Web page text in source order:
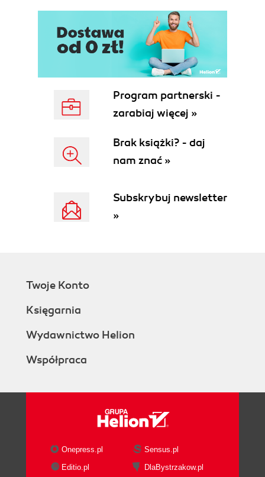
Pobieranie elementów z listy (120)
Wycinanie listy (121)
Modyfikowanie elementów (124)
Inny sposób na dodawanie elementów do listy
Przeszukiwanie listy (127)
Listy i pętla (129)
Typy mutowalne i niemutowalne (133)
Lista zawierająca inne listy: tabele danych (133)
Funkcje jak klocki (143)
Wywołanie funkcji (145)
Wymuszanie zmiennej globalnej (156)
Rada dotycząca nazywania zmiennych (157)
Obiekty w świecie rzeczywistym (160)
Obiekty w Pythonie (160)
Obiekt = atrybuty + metody (162)
Przykładowa klasa - HotDog (168)
Ukrywanie danych (172)
Planowanie (175)
15. Moduły (178)
Program partnerski -
zarabiaj więcej »
Brak książki? - daj
nam znać »
Subskrybuj newsletter
»
Twoje Konto
Księgarnia
Wydawnictwo Helion
Współpraca
Onepress.pl
Sensus.pl
Editio.pl
DlaBystrzakow.pl